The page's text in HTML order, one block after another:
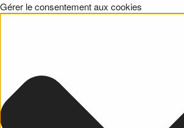
Gérer le consentement aux cookies